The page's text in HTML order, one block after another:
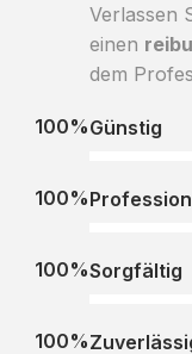
Verlassen
einen
dem
Günstig
100%
100%
Sorgfältig
100%
100%